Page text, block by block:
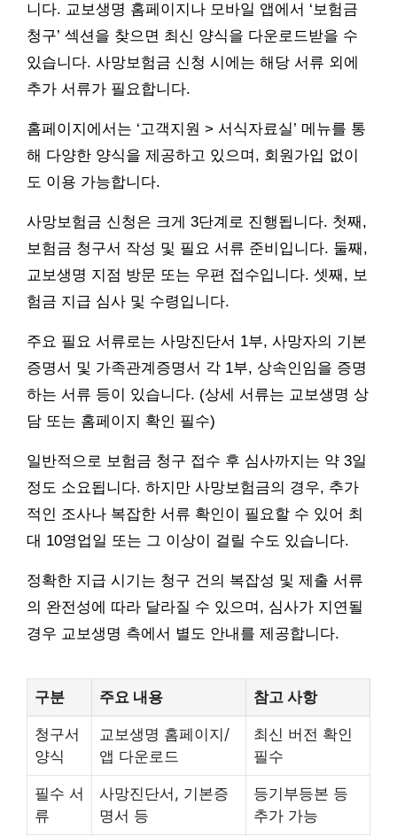
니다. 교보생명 홈페이지나 모바일 앱에서 ‘보험금
청구’ 섹션을 찾으면 최신 양식을 다운로드받을 수
있습니다. 사망보험금 신청 시에는 해당 서류 외에
추가 서류가 필요합니다.
홈페이지에서는 ‘고객지원 > 서식자료실’ 메뉴를 통
해 다양한 양식을 제공하고 있으며, 회원가입 없이
도 이용 가능합니다.
사망보험금 신청은 크게 3단계로 진행됩니다. 첫째,
보험금 청구서 작성 및 필요 서류 준비입니다. 둘째,
교보생명 지점 방문 또는 우편 접수입니다. 셋째, 보
험금 지급 심사 및 수령입니다.
주요 필요 서류로는 사망진단서 1부, 사망자의 기본
증명서 및 가족관계증명서 각 1부, 상속인임을 증명
하는 서류 등이 있습니다. (상세 서류는 교보생명 상
담 또는 홈페이지 확인 필수)
일반적으로 보험금 청구 접수 후 심사까지는 약 3일
정도 소요됩니다. 하지만 사망보험금의 경우, 추가
적인 조사나 복잡한 서류 확인이 필요할 수 있어 최
대 10영업일 또는 그 이상이 걸릴 수도 있습니다.
정확한 지급 시기는 청구 건의 복잡성 및 제출 서류
의 완전성에 따라 달라질 수 있으며, 심사가 지연될
경우 교보생명 측에서 별도 안내를 제공합니다.
구분 주요 내용 참고 사항
청구서
양식
교보생명 홈페이지/
앱 다운로드
최신 버전 확인
필수
필수 서
류
사망진단서, 기본증
명서 등
등기부등본 등
추가 가능